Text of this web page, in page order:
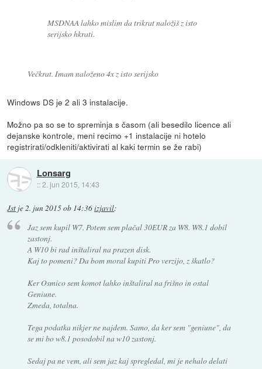
MSDNAA lahko mislim da trikrat naložiš z isto
serijsko hkrati.
Večkrat. Imam naloženo 4x z isto serijsko
Windows DS je 2 ali 3 instalacije.
Možno pa so se to spreminja s časom (ali besedilo licence ali
dejanske kontrole, meni recimo +1 instalacije ni hotelo
registrirati/odkleniti/aktivirati al kaki termin se že rabi)
Lonsarg
::2. jun 2015, 14:43
Jst je2. jun 2015 ob 14:36izjavil:
Jaz sem kupil W7. Potem sem plačal 30EUR za W8. W8.1 dobil
zastonj.
A W10 bi rad inštaliral na prazen disk.
Kaj to pomeni? Da bom moral kupiti Pro verzijo, z škatlo?
Ker Osmico sem komot lahko inštaliral na frišno in ostal
Geniune.
Zmeda, totalna.
Tega podatka nikjer ne najdem. Samo, da ker sem "geniune", da
se mi bo w8.1 posodobil na w10 zastonj.
Sedaj pa ne vem, ali sem jaz kaj spregledal, mi je nehalo delati